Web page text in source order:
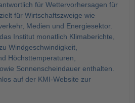
für Wettervorhersagen für
für Wirtschaftszweige wie
Medien und Energiesektor.
Institut monatlich Klimaberichte,
Windgeschwindigkeit,
Höchsttemperaturen,
Sonnenscheindauer enthalten.
auf der KMI-Website zur